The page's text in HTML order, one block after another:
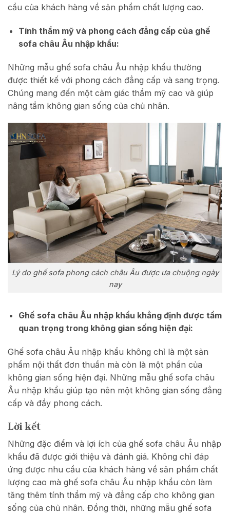
cầu của khách hàng về sản phẩm chất lượng cao.
Tính thẩm mỹ và phong cách đẳng cấp của ghế
sofa châu Âu nhập khẩu:
Những mẫu ghế sofa châu Âu nhập khẩu thường
được thiết kế với phong cách đẳng cấp và sang trọng.
Chúng mang đến một cảm giác thẩm mỹ cao và giúp
nâng tầm không gian sống của chủ nhân.
Lý do ghế sofa phong cách châu Âu được ưa chuộng ngày
nay
Ghế sofa châu Âu nhập khẩu khẳng định được tầm
quan trọng trong không gian sống hiện đại:
Ghế sofa châu Âu nhập khẩu không chỉ là một sản
phẩm nội thất đơn thuần mà còn là một phần của
không gian sống hiện đại. Những mẫu ghế sofa châu
Âu nhập khẩu giúp tạo nên một không gian sống đẳng
cấp và đầy phong cách.
Lời kết
Những đặc điểm và lợi ích của ghế sofa châu Âu nhập
khẩu đã được giới thiệu và đánh giá. Không chỉ đáp
ứng được nhu cầu của khách hàng về sản phẩm chất
lượng cao mà ghế sofa châu Âu nhập khẩu còn làm
tăng thêm tính thẩm mỹ và đẳng cấp cho không gian
sống của chủ nhân. Đồng thời, những mẫu ghế sofa